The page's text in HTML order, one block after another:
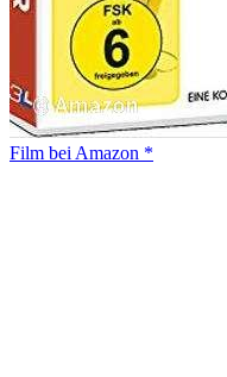
Film bei Amazon *